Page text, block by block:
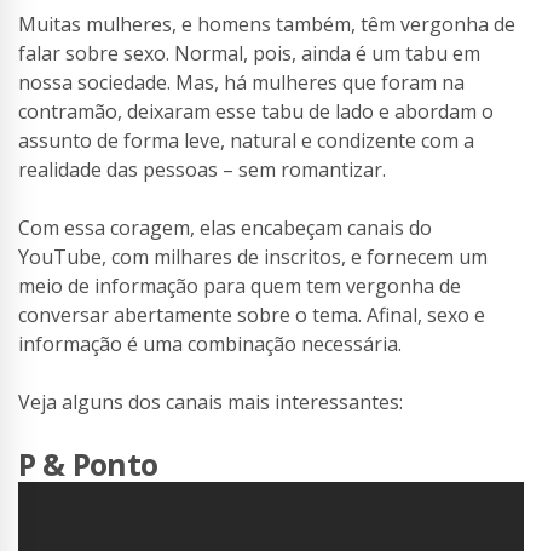
Muitas mulheres, e homens também, têm vergonha de
falar sobre sexo. Normal, pois, ainda é um tabu em
nossa sociedade. Mas, há mulheres que foram na
contramão, deixaram esse tabu de lado e abordam o
assunto de forma leve, natural e condizente com a
realidade das pessoas – sem romantizar.
Com essa coragem, elas encabeçam canais do
YouTube, com milhares de inscritos, e fornecem um
meio de informação para quem tem vergonha de
conversar abertamente sobre o tema. Afinal, sexo e
informação é uma combinação necessária.
Veja alguns dos canais mais interessantes:
P & Ponto